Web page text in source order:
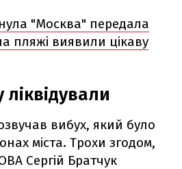
"Москва" передала
пляжі виявили цікаву
вибух, який було
міста. Трохи згодом,
Сергій Братчук